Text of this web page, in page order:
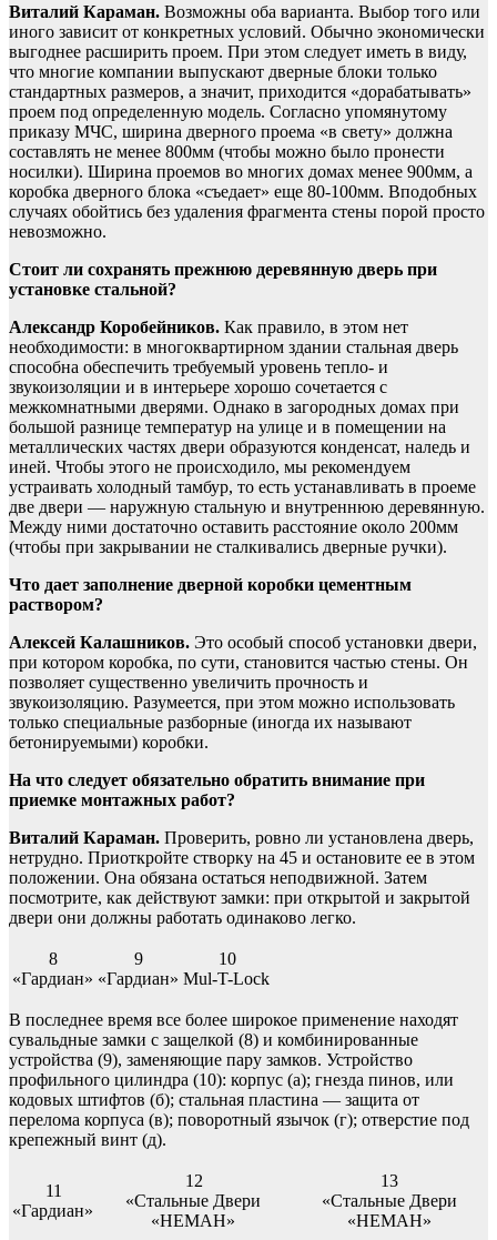
Виталий Караман. Возможны оба варианта. Выбор того или
иного зависит от конкретных условий. Обычно экономически
выгоднее расширить проем. При этом следует иметь в виду,
что многие компании выпускают дверные блоки только
стандартных размеров, а значит, приходится «дорабатывать»
проем под определенную модель. Согласно упомянутому
приказу МЧС, ширина дверного проема «в свету» должна
составлять не менее 800мм (чтобы можно было пронести
носилки). Ширина проемов во многих домах менее 900мм, а
коробка дверного блока «съедает» еще 80-100мм. Вподобных
случаях обойтись без удаления фрагмента стены порой просто
невозможно.
Стоит ли сохранять прежнюю деревянную дверь при
установке стальной?
Александр Коробейников. Как правило, в этом нет
необходимости: в многоквартирном здании стальная дверь
способна обеспечить требуемый уровень тепло- и
звукоизоляции и в интерьере хорошо сочетается с
межкомнатными дверями. Однако в загородных домах при
большой разнице температур на улице и в помещении на
металлических частях двери образуются конденсат, наледь и
иней. Чтобы этого не происходило, мы рекомендуем
устраивать холодный тамбур, то есть устанавливать в проеме
две двери — наружную стальную и внутреннюю деревянную.
Между ними достаточно оставить расстояние около 200мм
(чтобы при закрывании не сталкивались дверные ручки).
Что дает заполнение дверной коробки цементным
раствором?
Алексей Калашников. Это особый способ установки двери,
при котором коробка, по сути, становится частью стены. Он
позволяет существенно увеличить прочность и
звукоизоляцию. Разумеется, при этом можно использовать
только специальные разборные (иногда их называют
бетонируемыми) коробки.
На что следует обязательно обратить внимание при
приемке монтажных работ?
Виталий Караман. Проверить, ровно ли установлена дверь,
нетрудно. Приоткройте створку на 45 и остановите ее в этом
положении. Она обязана остаться неподвижной. Затем
посмотрите, как действуют замки: при открытой и закрытой
двери они должны работать одинаково легко.
8
«Гардиан»
9
«Гардиан»
10
Mul-T-Lock
В последнее время все более широкое применение находят
сувальдные замки с защелкой (8) и комбинированные
устройства (9), заменяющие пару замков. Устройство
профильного цилиндра (10): корпус (а); гнезда пинов, или
кодовых штифтов (б); стальная пластина — защита от
перелома корпуса (в); поворотный язычок (г); отверстие под
крепежный винт (д).
11
«Гардиан»
12
«Стальные Двери
«НЕМАН»
13
«Стальные Двери
«НЕМАН»